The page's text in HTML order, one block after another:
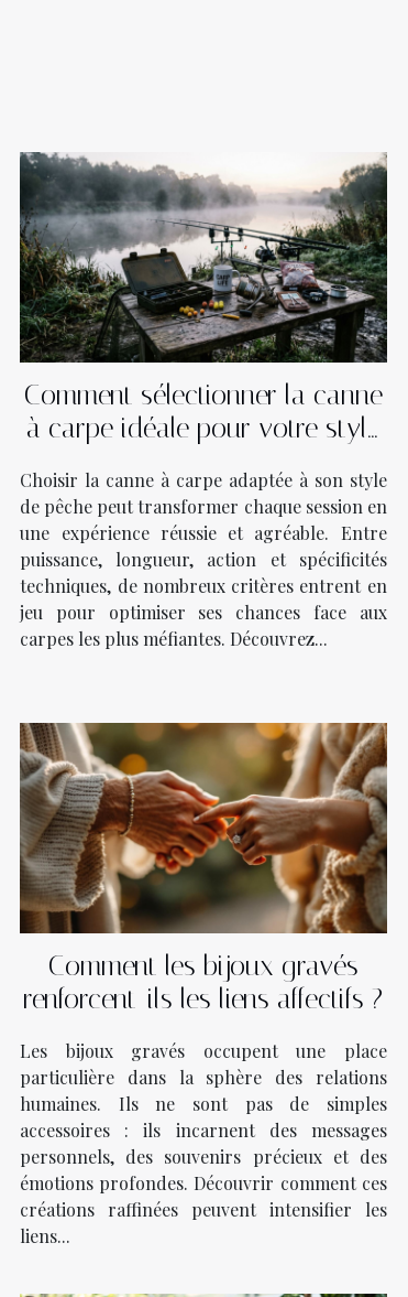
Comment sélectionner la canne
à carpe idéale pour votre style
Choisir la canne à carpe adaptée à son style
de pêche peut transformer chaque session en
une expérience réussie et agréable. Entre
puissance, longueur, action et spécificités
techniques, de nombreux critères entrent en
jeu pour optimiser ses chances face aux
carpes les plus méfiantes. Découvrez...
Comment les bijoux gravés
renforcent-ils les liens affectifs ?
Les bijoux gravés occupent une place
particulière dans la sphère des relations
humaines. Ils ne sont pas de simples
accessoires : ils incarnent des messages
personnels, des souvenirs précieux et des
émotions profondes. Découvrir comment ces
créations raffinées peuvent intensifier les
liens...